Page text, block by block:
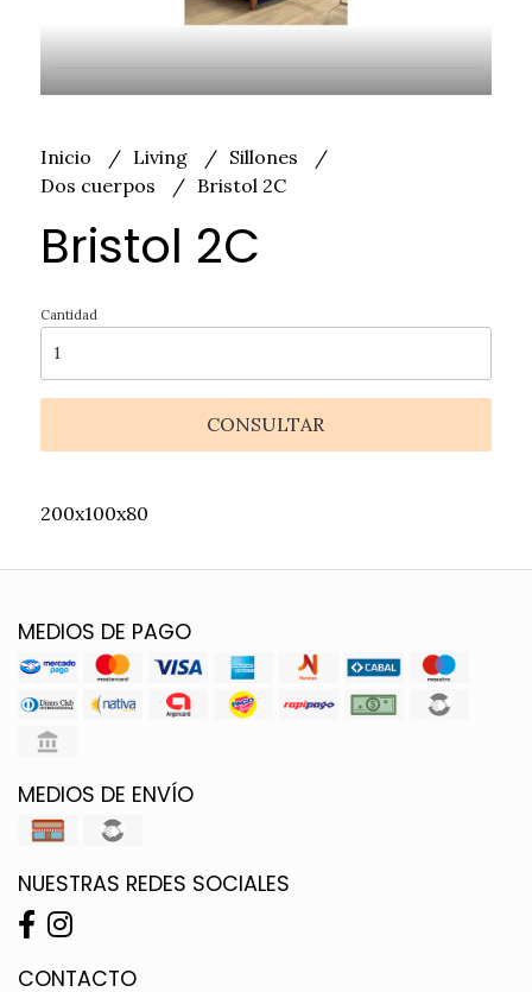
Inicio Living
Sillones
Dos cuerpos
Bristol 2C
Bristol 2C
Cantidad
CONSULTAR
200x100x80
MEDIOS DE PAGO
MEDIOS DE ENVÍO
NUESTRAS REDES SOCIALES
CONTACTO